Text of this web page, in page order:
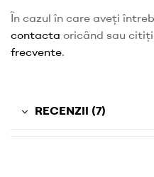
În cazul în care aveți
contacta oricând sau
frecvente.
RECENZII (7)